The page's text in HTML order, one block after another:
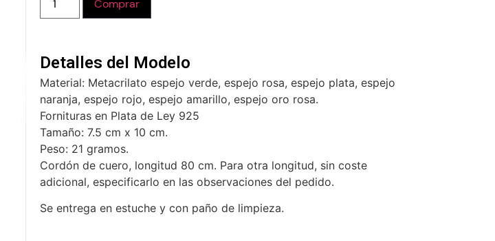
Comprar
Detalles del Modelo
Material: Metacrilato espejo verde, espejo rosa, espejo plata, espejo
naranja, espejo rojo, espejo amarillo, espejo oro rosa.
Fornituras en Plata de Ley 925
Tamaño: 7.5 cm x 10 cm.
Peso: 21 gramos.
Cordón de cuero, longitud 80 cm. Para otra longitud, sin coste
adicional, especificarlo en las observaciones del pedido.
Se entrega en estuche y con paño de limpieza.